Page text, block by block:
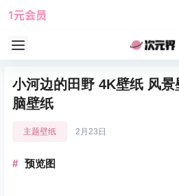
1元会员
小河边的田野 4K壁纸 风
脑壁纸
主题壁纸 2月23日
预览图